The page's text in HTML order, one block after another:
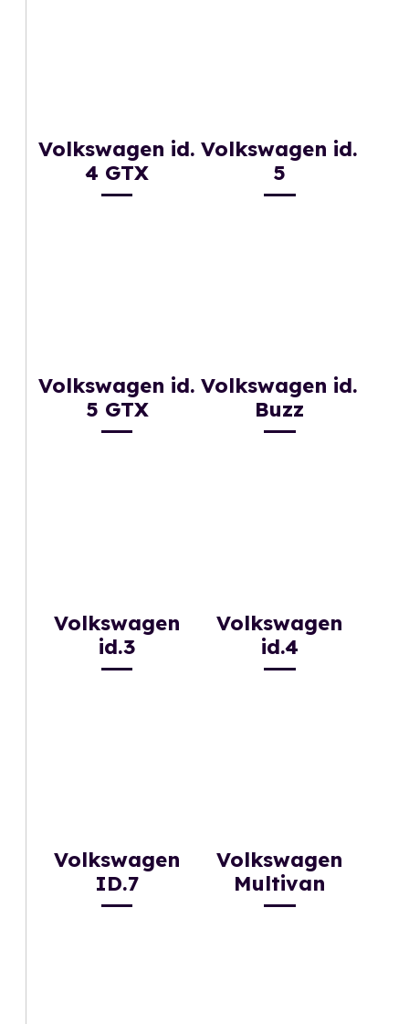
Volkswagen id.
4 GTX
Volkswagen id.
5
Volkswagen id.
5 GTX
Volkswagen id.
Buzz
Volkswagen
id.3
Volkswagen
id.4
Volkswagen
ID.7
Volkswagen
Multivan